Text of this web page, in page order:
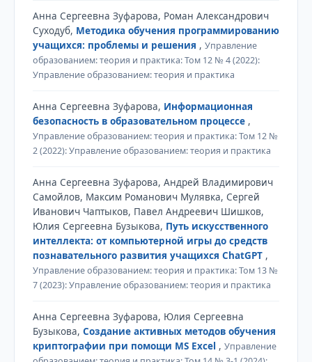
Анна Сергеевна Зуфарова, Роман Александрович
Суходуб, Методика обучения программированию
учащихся: проблемы и решения , Управление
образованием: теория и практика: Том 12 № 4 (2022):
Управление образованием: теория и практика
Анна Сергеевна Зуфарова, Информационная
безопасность в образовательном процессе ,
Управление образованием: теория и практика: Том 12 №
2 (2022): Управление образованием: теория и практика
Анна Сергеевна Зуфарова, Андрей Владимирович
Самойлов, Максим Романович Мулявка, Сергей
Иванович Чаптыков, Павел Андреевич Шишков,
Юлия Сергеевна Бузыкова, Путь искусственного
интеллекта: от компьютерной игры до средств
познавательного развития учащихся ChatGPT ,
Управление образованием: теория и практика: Том 13 №
7 (2023): Управление образованием: теория и практика
Анна Сергеевна Зуфарова, Юлия Сергеевна
Бузыкова, Создание активных методов обучения
криптографии при помощи MS Excel , Управление